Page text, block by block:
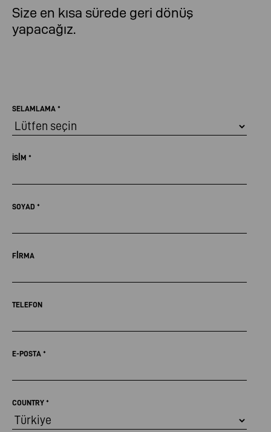
Size en kısa sürede geri dönüş
yapacağız.
SELAMLAMA *
İSİM *
SOYAD *
FİRMA
TELEFON
E-POSTA *
COUNTRY *